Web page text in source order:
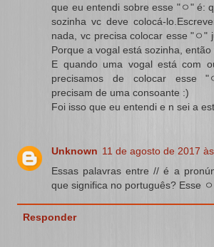
que eu entendi sobre esse "ㅇ" é:
sozinha vc deve colocá-
nada, vc precisa colocar esse "ㅇ"
Porque a vogal está sozinha, então
E quando uma vogal está com
precisamos de colocar esse
precisam de uma consoante :)
Foi isso que eu entendi e n sei a
Unknown 11 de agosto de 2017
Essas palavras entre // é a
que significa no português? Esse
Responder